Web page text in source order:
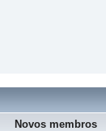
Novos membros